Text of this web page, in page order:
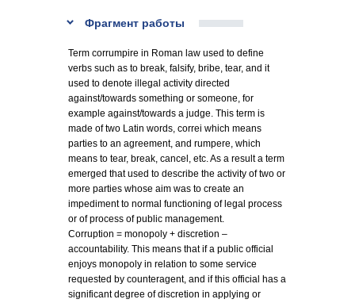
Фрагмент работы
Term corrumpire in Roman law used to define
verbs such as to break, falsify, bribe, tear, and it
used to denote illegal activity directed
against/towards something or someone, for
example against/towards a judge. This term is
made of two Latin words, correi which means
parties to an agreement, and rumpere, which
means to tear, break, cancel, etc. As a result a term
emerged that used to describe the activity of two or
more parties whose aim was to create an
impediment to normal functioning of legal process
or of process of public management.
Corruption = monopoly + discretion –
accountability. This means that if a public official
enjoys monopoly in relation to some service
requested by counteragent, and if this official has a
significant degree of discretion in applying or